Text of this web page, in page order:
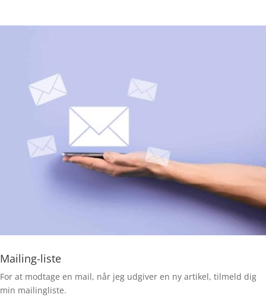
Mailing-liste
For at modtage en mail, når jeg udgiver en ny artikel, tilmeld dig
min mailingliste.